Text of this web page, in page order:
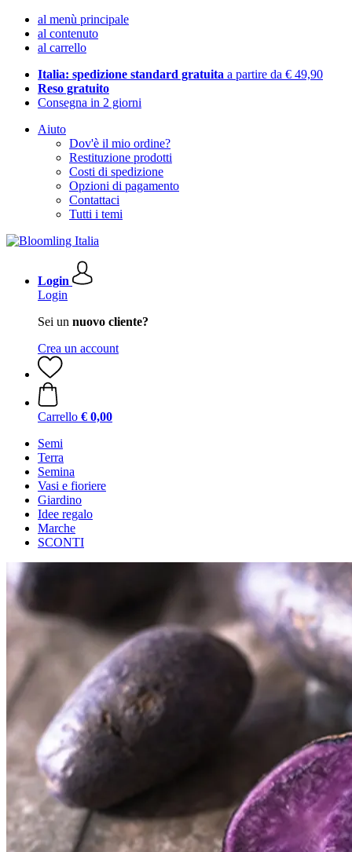
al menù principale
al contenuto
al carrello
Italia: spedizione standard gratuita a partire da € 49,90
Reso gratuito
Consegna in 2 giorni
Aiuto
Dov'è il mio ordine?
Restituzione prodotti
Costi di spedizione
Opzioni di pagamento
Contattaci
Tutti i temi
Login
Login
Sei un nuovo cliente?
Crea un account
Carrello € 0,00
Semi
Terra
Semina
Vasi e fioriere
Giardino
Idee regalo
Marche
SCONTI